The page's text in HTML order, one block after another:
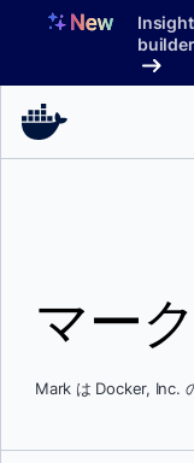
へ
料金プラン
ブログ
マー
Mark は Docker, Inc.